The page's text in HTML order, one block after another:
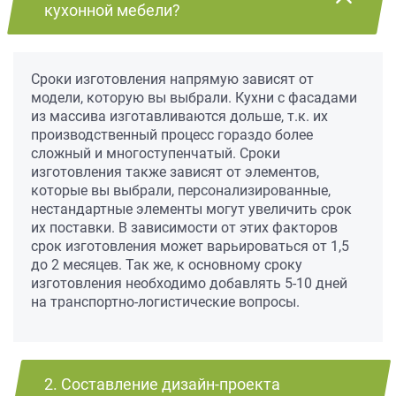
кухонной мебели?
Сроки изготовления напрямую зависят от
модели, которую вы выбрали. Кухни с фасадами
из массива изготавливаются дольше, т.к. их
производственный процесс гораздо более
сложный и многоступенчатый. Сроки
изготовления также зависят от элементов,
которые вы выбрали, персонализированные,
нестандартные элементы могут увеличить срок
их поставки. В зависимости от этих факторов
срок изготовления может варьироваться от 1,5
до 2 месяцев. Так же, к основному сроку
изготовления необходимо добавлять 5-10 дней
на транспортно-логистические вопросы.
2. Составление дизайн-проекта